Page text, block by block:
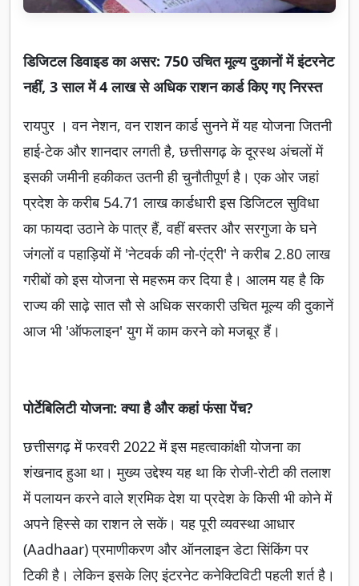
डिजिटल डिवाइड का असर: 750 उचित मूल्य दुकानों में इंटरनेट
नहीं, 3 साल में 4 लाख से अधिक राशन कार्ड किए गए निरस्त
रायपुर । वन नेशन, वन राशन कार्ड सुनने में यह योजना जितनी
हाई-टेक और शानदार लगती है, छत्तीसगढ़ के दूरस्थ अंचलों में
इसकी जमीनी हकीकत उतनी ही चुनौतीपूर्ण है। एक ओर जहां
प्रदेश के करीब 54.71 लाख कार्डधारी इस डिजिटल सुविधा
का फायदा उठाने के पात्र हैं, वहीं बस्तर और सरगुजा के घने
जंगलों व पहाड़ियों में 'नेटवर्क की नो-एंट्री' ने करीब 2.80 लाख
गरीबों को इस योजना से महरूम कर दिया है। आलम यह है कि
राज्य की साढ़े सात सौ से अधिक सरकारी उचित मूल्य की दुकानें
आज भी 'ऑफलाइन' युग में काम करने को मजबूर हैं।
पोर्टेबिलिटी योजना: क्या है और कहां फंसा पेंच?
छत्तीसगढ़ में फरवरी 2022 में इस महत्वाकांक्षी योजना का
शंखनाद हुआ था। मुख्य उद्देश्य यह था कि रोजी-रोटी की तलाश
में पलायन करने वाले श्रमिक देश या प्रदेश के किसी भी कोने में
अपने हिस्से का राशन ले सकें। यह पूरी व्यवस्था आधार
(Aadhaar) प्रमाणीकरण और ऑनलाइन डेटा सिंकिंग पर
टिकी है। लेकिन इसके लिए इंटरनेट कनेक्टिविटी पहली शर्त है।